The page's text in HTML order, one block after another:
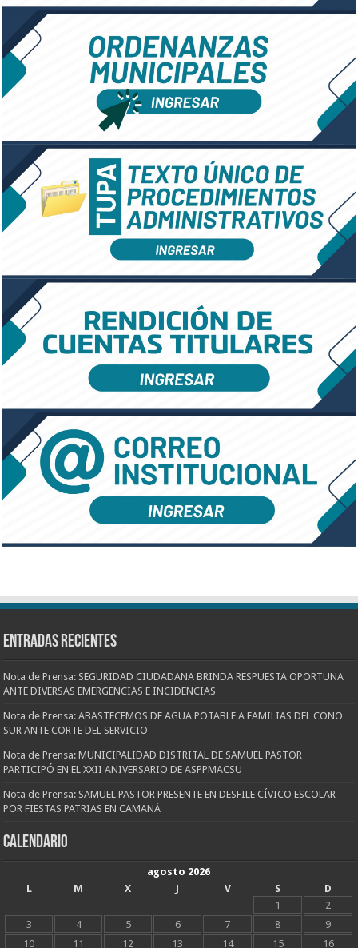
Entradas recientes
Nota de Prensa: SEGURIDAD CIUDADANA BRINDA RESPUESTA OPORTUNA
ANTE DIVERSAS EMERGENCIAS E INCIDENCIAS
Nota de Prensa: ABASTECEMOS DE AGUA POTABLE A FAMILIAS DEL CONO
SUR ANTE CORTE DEL SERVICIO
Nota de Prensa: MUNICIPALIDAD DISTRITAL DE SAMUEL PASTOR
PARTICIPÓ EN EL XXII ANIVERSARIO DE ASPPMACSU
Nota de Prensa: SAMUEL PASTOR PRESENTE EN DESFILE CÍVICO ESCOLAR
POR FIESTAS PATRIAS EN CAMANÁ
CALENDARIO
agosto 2026
L
M X J V S
D
1
2
3
4 5 6 7 8
9
10
11 12 13 14 15 16